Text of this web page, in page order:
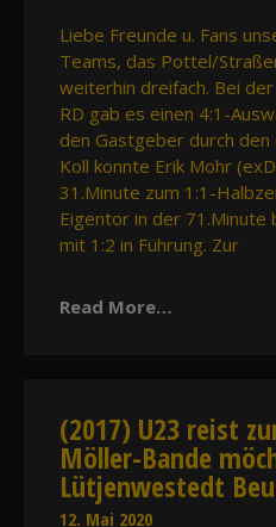
Liebe Freunde u. Fans
Teams, das Pottel/
weiterhin dreifach. Bei
RD gab es einen 4:1-
den Gastgeber durch
Koll konnte Erik Mohr
31.Minute zum 1:1-
Eigentor in der 71.Minute
mit 1:2 in Führung. Zur
Read More…
(2017) U23 reist
Möller-Bande
Lütjenwestedt
12. Mai 2020